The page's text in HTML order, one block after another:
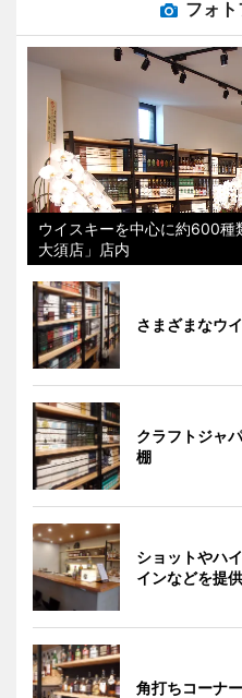
フォ
ウイスキーを中心に約600種
大須店」店内
さまざまなウ
クラフトジャ
棚
ショットやハ
インなどを提
角打ちコーナ